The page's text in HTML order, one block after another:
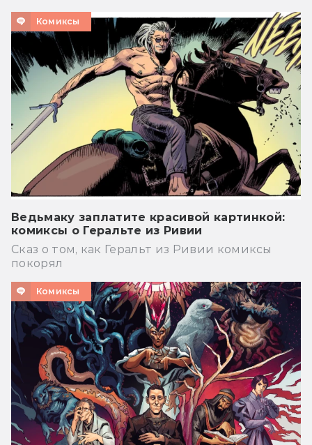
Комиксы
Ведьмаку заплатите красивой картинкой:
комиксы о Геральте из Ривии
Сказ о том, как Геральт из Ривии комиксы
покорял
Комиксы